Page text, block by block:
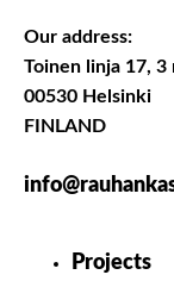
Our address:
Toinen linja 17,
00530 Helsinki
FINLAND
Projects